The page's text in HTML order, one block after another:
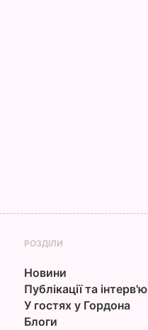
РОЗДІЛИ
Новини
Публікації та інтерв'ю
У гостях у Гордона
Блоги